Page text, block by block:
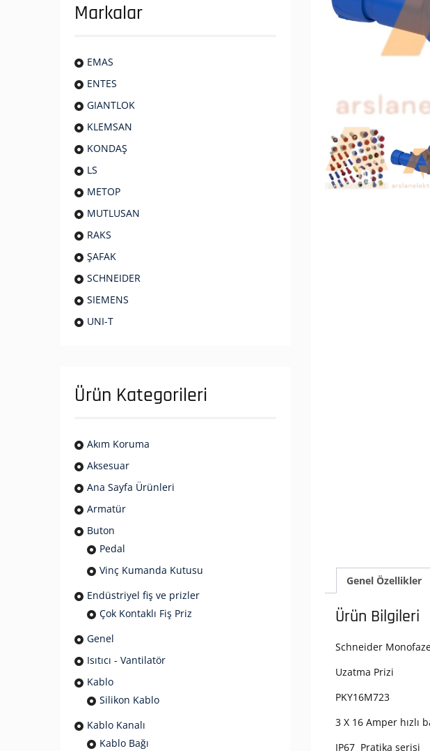
Genel Özellikler
Ürün Bilgileri
Schneider
Uzatma Prizi
PKY16M723
3 X 16 Amper hızlı
IP67 Pratika serisi
Markalar
EMAS
ENTES
GIANTLOK
KLEMSAN
KONDAŞ
LS
METOP
MUTLUSAN
RAKS
ŞAFAK
SCHNEIDER
SIEMENS
UNI-T
Ürün Kategorileri
Akım Koruma
Aksesuar
Ana Sayfa Ürünleri
Armatür
Buton
Pedal
Vinç Kumanda Kutusu
Endüstriyel fiş ve prizler
Çok Kontaklı Fiş Priz
Genel
Isıtıcı - Vantilatör
Kablo
Silikon Kablo
Kablo Kanalı
Kablo Bağı